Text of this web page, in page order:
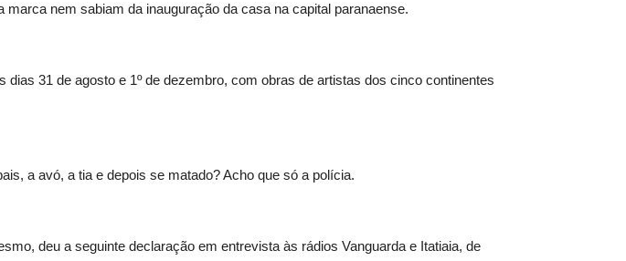
nem sabiam da inauguração da casa na capital paranaense.
31 de agosto e 1º de dezembro, com obras de artistas dos cinco continentes
a avó, a tia e depois se matado? Acho que só a polícia.
deu a seguinte declaração em entrevista às rádios Vanguarda e Itatiaia, de